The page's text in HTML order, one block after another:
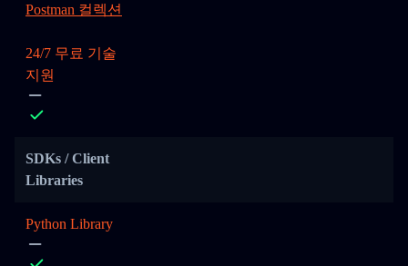
Postman 컬렉션
24/7 무료 기술
지원
SDKs / Client
Libraries
Python Library